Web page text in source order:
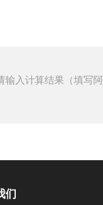
输入计算结果（填写
们